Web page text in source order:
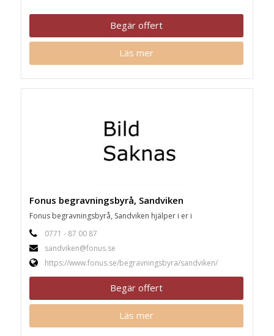
Begär offert
Läs mer
Fonus begravningsbyrå, Sandviken
Fonus begravningsbyrå, Sandviken hjälper i er i
0771 - 87 00 87
sandviken@fonus.se
https://www.fonus.se/begravningsbyra/sandviken/
Begär offert
Läs mer